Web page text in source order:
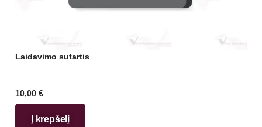
Laidavimo sutartis
10,00 €
Į krepšelį